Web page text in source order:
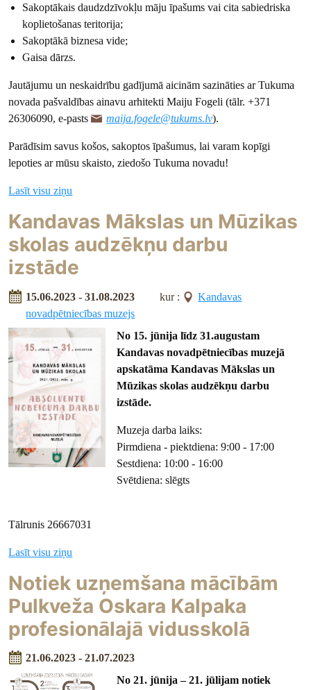
Sakoptākais daudzdzīvokļu māju īpašums vai cita sabiedriska
koplietošanas teritorija;
Sakoptākā biznesa vide;
Gaisa dārzs.
Jautājumu un neskaidrību gadījumā aicinām sazināties ar Tukuma
novada pašvaldības ainavu arhitekti Maiju Fogeli (tālr. +371
26306090, e-pasts
maija.fogele@tukums.lv).
Parādīsim savus košos, sakoptos īpašumus, lai varam kopīgi
lepoties ar mūsu skaisto, ziedošo Tukuma novadu!
Lasīt visu ziņu
Kandavas Mākslas un Mūzikas
skolas audzēkņu darbu
izstāde
15.06.2023 - 31.08.2023 kur :
Kandavas
novadpētniecības muzejs
No 15. jūnija līdz 31.augustam
Kandavas novadpētniecības muzejā
apskatāmaKandavas Mākslas un
Mūzikas skolas audzēkņu darbu
izstāde.
Muzeja darba laiks:
Pirmdiena - piektdiena: 9:00 - 17:00
Sestdiena: 10:00 - 16:00
Svētdiena: slēgts
Tālrunis 26667031
Lasīt visu ziņu
Notiek uzņemšana mācībām
Pulkveža Oskara Kalpaka
profesionālajā vidusskolā
21.06.2023 - 21.07.2023
No 21. jūnija – 21. jūlijam notiek